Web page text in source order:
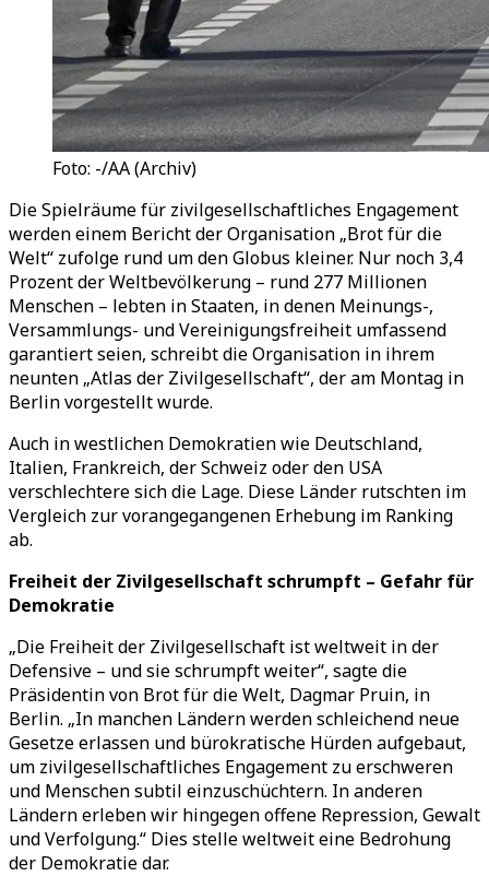
Foto: -/AA (Archiv)
Die Spielräume für zivilgesellschaftliches Engagement
werden einem Bericht der Organisation „Brot für die
Welt“ zufolge rund um den Globus kleiner. Nur noch 3,4
Prozent der Weltbevölkerung – rund 277 Millionen
Menschen – lebten in Staaten, in denen Meinungs-,
Versammlungs- und Vereinigungsfreiheit umfassend
garantiert seien, schreibt die Organisation in ihrem
neunten „Atlas der Zivilgesellschaft“, der am Montag in
Berlin vorgestellt wurde.
Auch in westlichen Demokratien wie Deutschland,
Italien, Frankreich, der Schweiz oder den USA
verschlechtere sich die Lage. Diese Länder rutschten im
Vergleich zur vorangegangenen Erhebung im Ranking
ab.
Freiheit der Zivilgesellschaft schrumpft – Gefahr für
Demokratie
„Die Freiheit der Zivilgesellschaft ist weltweit in der
Defensive – und sie schrumpft weiter“, sagte die
Präsidentin von Brot für die Welt, Dagmar Pruin, in
Berlin. „In manchen Ländern werden schleichend neue
Gesetze erlassen und bürokratische Hürden aufgebaut,
um zivilgesellschaftliches Engagement zu erschweren
und Menschen subtil einzuschüchtern. In anderen
Ländern erleben wir hingegen offene Repression, Gewalt
und Verfolgung.“ Dies stelle weltweit eine Bedrohung
der Demokratie dar.